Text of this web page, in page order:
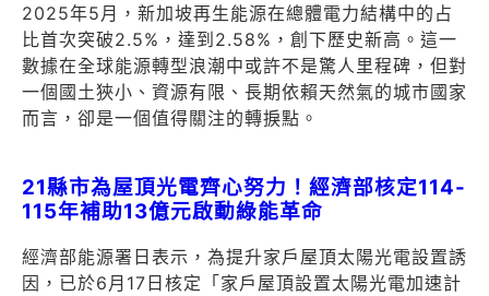
2025年5月，新加坡再生能源在總體電力結構中的占
比首次突破2.5%，達到2.58%，創下歷史新高。這一
數據在全球能源轉型浪潮中或許不是驚人里程碑，但對
一個國土狹小、資源有限、長期依賴天然氣的城市國家
而言，卻是一個值得關注的轉捩點。
21縣市為屋頂光電齊心努力！經濟部核定114-
115年補助13億元啟動綠能革命
經濟部能源署日表示，為提升家戶屋頂太陽光電設置誘
因，已於6月17日核定「家戶屋頂設置太陽光電加速計